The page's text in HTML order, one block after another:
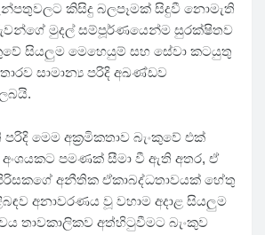
කිසිදු බලපෑමක් සිදුවී නොමැති
මුදල් සම්පූර්ණයෙන්ම සුරක්ෂිතව
සියලුම මෙහෙයුම් සහ සේවා කටයුතු
සාමාන්‍ය පරිදි අඛණ්ඩව
මෙම අක්‍රමිකතාව බැංකුවේ එක්
පමණක් සීමා වී ඇති අතර, ඒ
අනීතික ඒකාබද්ධතාවයක් හේතු
අනාවරණය වූ වහාම අදාළ සියලුම
තාවකාලිකව අත්හිටුවීමට බැංකුව